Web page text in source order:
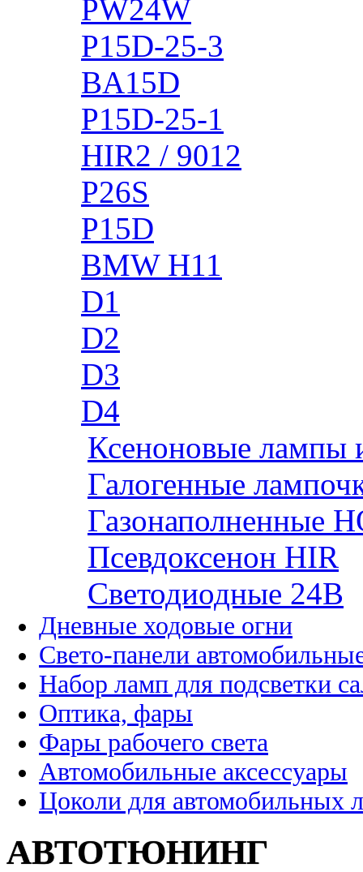
PW24W
P15D-25-3
BA15D
P15D-25-1
HIR2 / 9012
P26S
P15D
BMW H11
D1
D2
D3
D4
Ксеноновые лампы
Галогенные
Газонаполненные
Псевдоксенон HIR
Cветодиодные 24B
Дневные ходовые огни
Свето-панели
Набор ламп для подсветки
Оптика, фары
Фары рабочего света
Автомобильные аксессуары
Цоколи для автомобильных
АВТОТЮНИНГ